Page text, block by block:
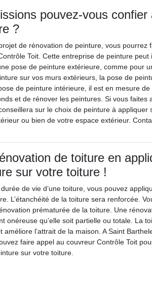
pouvez-vous confier
?
de rénovation de peinture, vous pourrez
Toit. Cette entreprise de peinture peut
pose de peinture extérieure, comme pour
sur vos murs extérieurs, la pose de
de peinture intérieure, il est en mesure
et de rénover les peintures. Si vous faites
sur le choix de peinture à appliquer
ou bien de votre espace extérieur.
de toiture en
sur votre toiture !
de vie d’une toiture, vous pouvez
L’étanchéité de la toiture sera renforcée.
prématurée de la toiture. Une
onéreuse qu’elle soit partielle ou totale. La
améliore l’attrait de la maison. A Saint
faire appel au couvreur Contrôle Toit
sur votre toiture.